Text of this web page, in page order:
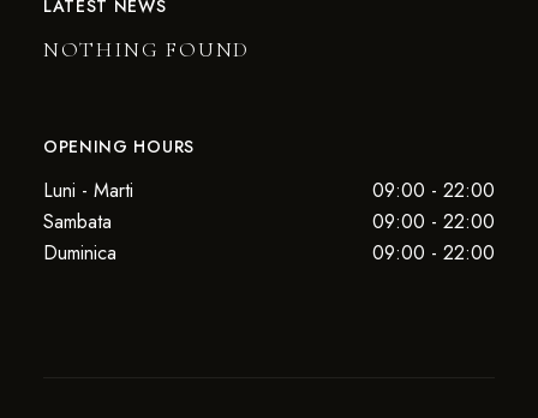
LATEST NEWS
NOTHING FOUND
OPENING HOURS
Luni - Marti
09:00 - 22:00
Sambata
09:00 - 22:00
Duminica
09:00 - 22:00